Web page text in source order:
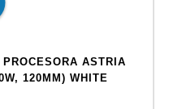
ASTRIA
120MM) WHITE